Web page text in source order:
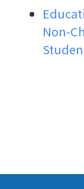
Non-